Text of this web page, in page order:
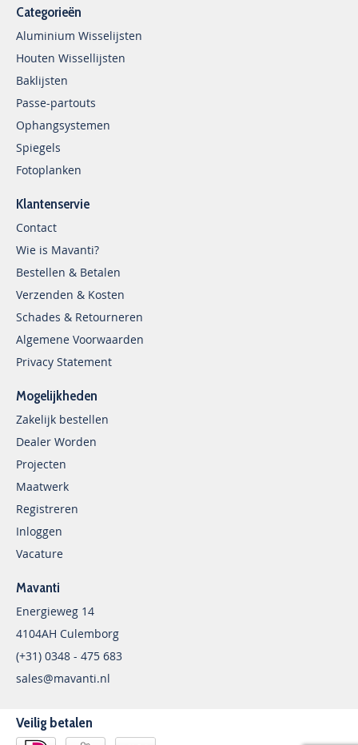
Categorieën
Aluminium Wisselijsten
Houten Wissellijsten
Baklijsten
Passe-partouts
Ophangsystemen
Spiegels
Fotoplanken
Klantenservie
Contact
Wie is Mavanti?
Bestellen & Betalen
Verzenden & Kosten
Schades & Retourneren
Algemene Voorwaarden
Privacy Statement
Mogelijkheden
Zakelijk bestellen
Dealer Worden
Projecten
Maatwerk
Registreren
Inloggen
Vacature
Mavanti
Energieweg 14
4104AH Culemborg
(+31) 0348 - 475 683
sales@mavanti.nl
Veilig betalen